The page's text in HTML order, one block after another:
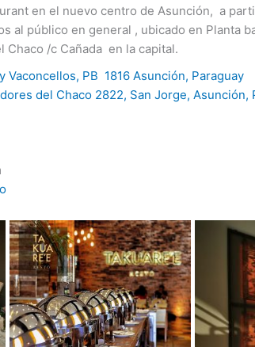
en el nuevo centro de Asunción, a
al público en general , ubicado en Planta
Chaco /c Cañada en la capital.
Vaconcellos, PB 1816 Asunción, Paraguay
del Chaco 2822, San Jorge, Asunción,